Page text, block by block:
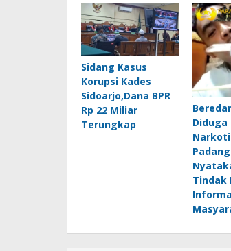
Sidang Kasus
Korupsi Kades
Sidoarjo,Dana BPR
Rp 22 Miliar
Terungkap
Tindak